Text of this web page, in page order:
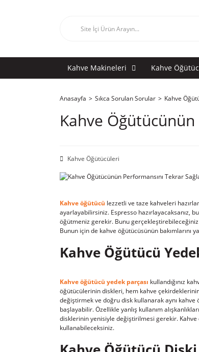
Kahve Makineleri Kahve
Anasayfa Sıkca Sorulan Sorular Kahve
Kahve
Kahve Öğütücüleri
Kahve öğütücü lezzetli ve taze kahveleri
ayarlayabilirsiniz. Espresso hazırlayacaksanız,
öğütmeniz gerekir. Bunu
Bunun için de kahve öğütücüsünün bakımlarını
Kahve Öğütücü
Kahve öğütücü yedek parçası kullandığınız
öğütücülerinin diskleri, hem kahve
değiştirmek ve doğru disk kullanarak aynı kahve
başlayabilir. Özellikle yanlış kullanım
disklerinin yenisiyle değiştirilmesi gerekir. Kahve
kullanabileceksiniz.